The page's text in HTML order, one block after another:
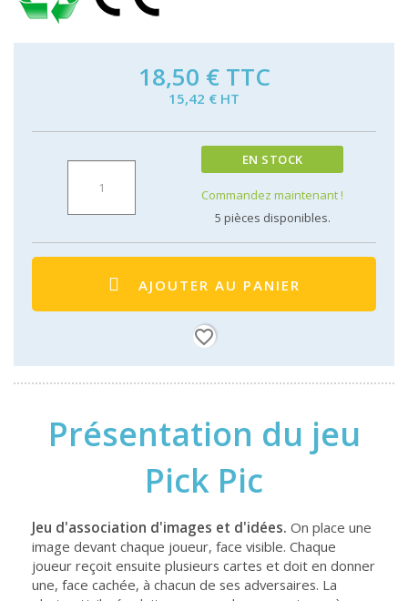
18,50 € TTC
15,42 € HT
EN STOCK
Commandez maintenant !
5 pièces disponibles.
AJOUTER AU PANIER
favorite_border
Présentation du jeu
Pick Pic
Jeu d'association d'images et d'idées. On place une
image devant chaque joueur, face visible. Chaque
joueur reçoit ensuite plusieurs cartes et doit en donner
une, face cachée, à chacun de ses adversaires. La